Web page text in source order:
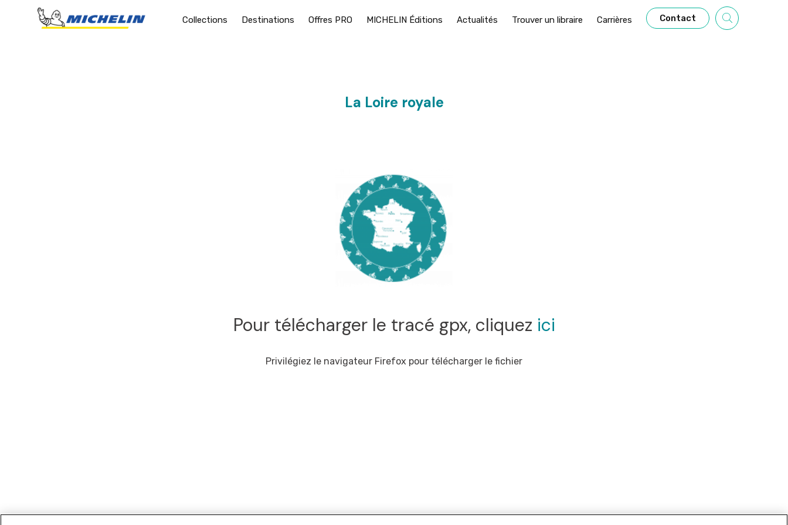
Collections Destinations Offres PRO MICHELIN Éditions Actualités Trouver un libraire Carrières Contact
La Loire royale
Pour télécharger le tracé gpx, cliquez ici
Privilégiez le navigateur Firefox pour télécharger le fichier